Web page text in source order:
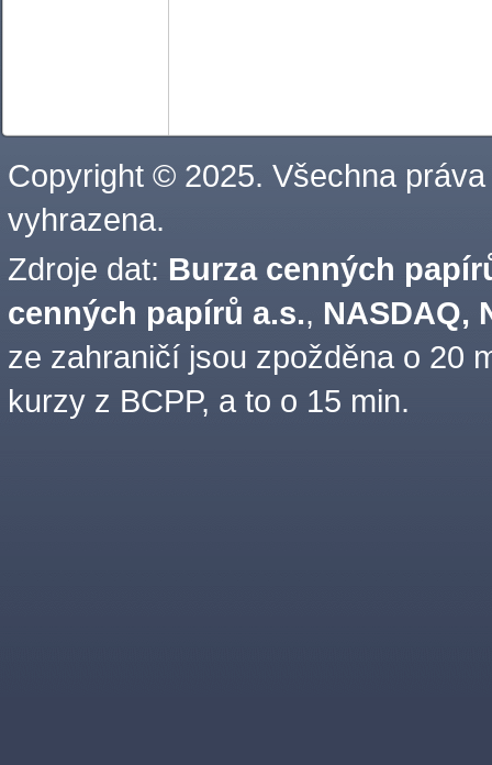
Copyright © 2025. Všechna práva
vyhrazena.
Zdroje dat: Burza cenných
cenných papírů a.s., NASDAQ,
ze zahraničí jsou zpožděna o 20
kurzy z BCPP, a to o 15 min.